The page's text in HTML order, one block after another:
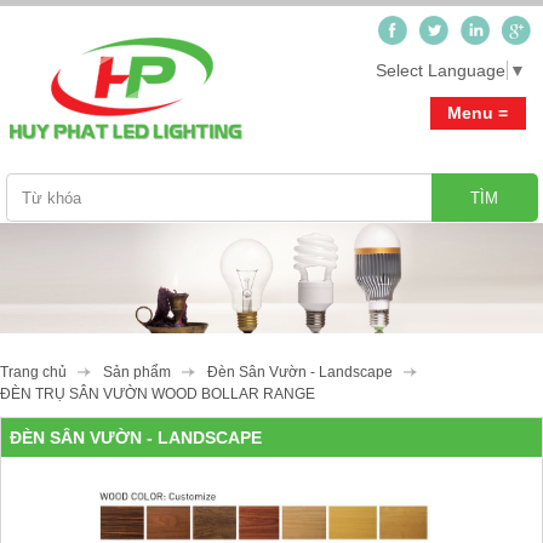
Menu =
Select Language ▼
Tư vấn-Thiết kế ánh sáng_Hỗ trợ miễn phí
Đèn Led Cao Cấp Cosmos
Downlight
Landscaping
Step Light
Đèn Down Light
Đèn Spot Light
Đèn Ceilling Light
Tin tức
Video clip
Trang chủ Sản phẩm
Đèn Sân Vườn - Landscape
ĐÈN TRỤ SÂN VƯỜN WOOD BOLLAR RANGE
ĐÈN SÂN VƯỜN - LANDSCAPE